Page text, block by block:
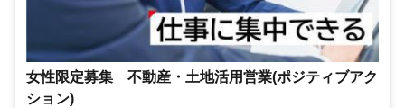
女性限定募集 不動産・土地活用営業(ポジティブアク
ション)